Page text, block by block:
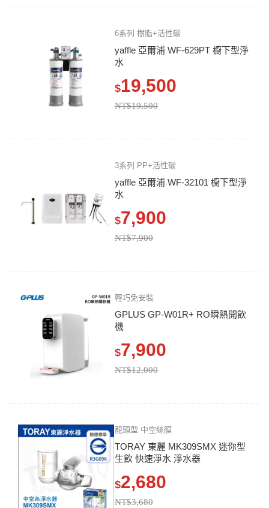
6系列 樹脂+活性碳
yaffle 亞爾浦 WF-629PT 櫥下型淨
水
$19,500
NT$19,500
3系列 PP+活性碳
yaffle 亞爾浦 WF-32101 櫥下型淨
水
$7,900
NT$7,900
輕巧免安裝
GPLUS GP-W01R+ RO瞬熱開飲
機
$7,900
NT$12,000
龍頭型 中空絲膜
TORAY 東麗 MK309SMX 迷你型
生飲 快速淨水 淨水器
$2,680
NT$3,680